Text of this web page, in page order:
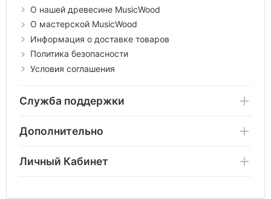
О нашей древесине MusicWood
О мастерской MusicWood
Информация о доставке товаров
Политика безопасности
Условия соглашения
Служба поддержки
Дополнительно
Личный Кабинет